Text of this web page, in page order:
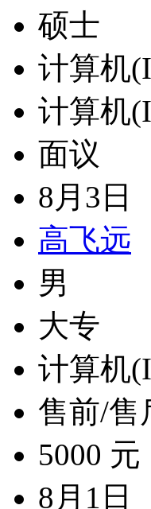
硕士
计算机
计算机
面议
8月3日
高飞远
男
大专
计算机
售前/售
5000 元
8月1日